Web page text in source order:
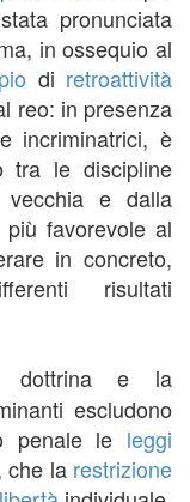
pronunciata
in ossequio al
di retroattività
reo: in presenza
incriminatrici, è
tra le discipline
vecchia e dalla
favorevole al
in concreto,
risultati
dottrina e la
escludono
penale le leggi
che la restrizione